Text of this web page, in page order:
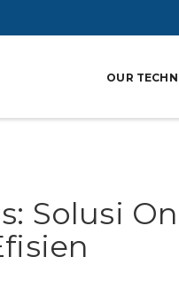
OUR
Solusi